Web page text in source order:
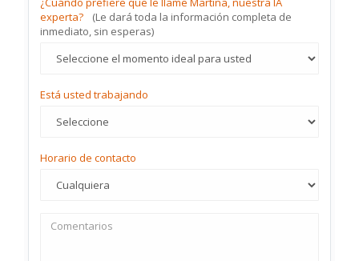
experta?
(Le dará toda la información completa de
inmediato, sin esperas)
Está usted trabajando
Horario de contacto